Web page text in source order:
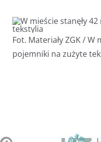
Fot. Materiały ZGK / W
pojemniki na zużyte